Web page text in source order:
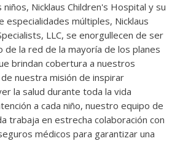
Nicklaus Children's Hospital y su
especialidades múltiples, Nicklaus
LLC, se enorgullecen de ser
la red de la mayoría de los planes
brindan cobertura a nuestros
nuestra misión de inspirar
la salud durante toda la vida
a cada niño, nuestro equipo de
trabaja en estrecha colaboración con
médicos para garantizar una